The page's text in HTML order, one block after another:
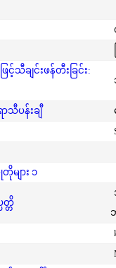
သီချင်းဖန်တီးခြင်း:
ပန်းချီ
များ ၁
တိ